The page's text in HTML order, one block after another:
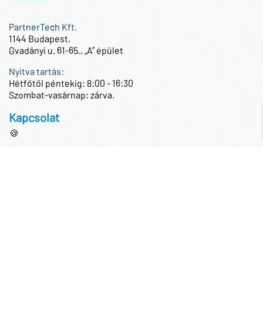
PartnerTech Kft.
1144 Budapest,
Gvadányi u. 61-65., „A” épület
Nyitva tartás:
Hétfőtől péntekig: 8:00 - 16:30
Szombat-vasárnap: zárva.
Kapcsolat
🍪